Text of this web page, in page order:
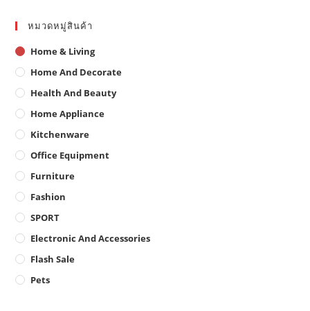
หมวดหมู่สินค้า
Home & Living
Home And Decorate
Health And Beauty
Home Appliance
Kitchenware
Office Equipment
Furniture
Fashion
SPORT
Electronic And Accessories
Flash Sale
Pets